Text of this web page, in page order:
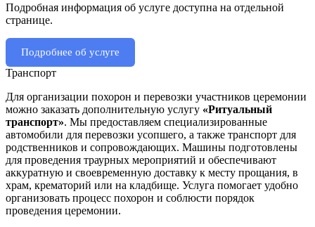
Подробная информация об услуге доступна на отдельной
странице.
Подробнее об услуге
Транспорт
Для организации похорон и перевозки участников церемонии
можно заказать дополнительную услугу «Ритуальный
транспорт». Мы предоставляем специализированные
автомобили для перевозки усопшего, а также транспорт для
родственников и сопровождающих. Машины подготовлены
для проведения траурных мероприятий и обеспечивают
аккуратную и своевременную доставку к месту прощания, в
храм, крематорий или на кладбище. Услуга помогает удобно
организовать процесс похорон и соблюсти порядок
проведения церемонии.